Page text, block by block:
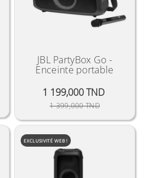
JBL PartyBox Go -
Enceinte portable
1 199,000 TND
1 399,000 TNDPrix Public
Prix
EXCLUSIVITÉ WEB !